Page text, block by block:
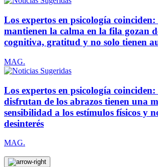
Los expertos en psicología coinciden:
mantienen la calma en la fila gozan
cognitiva, gratitud y no solo tienen
MAG.
Los expertos en psicología coinciden:
disfrutan de los abrazos tienen una
sensibilidad a los estímulos físicos y
desinterés
MAG.